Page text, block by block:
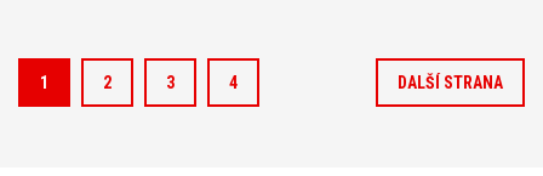
1 2 3 4 DALŠÍ STRANA